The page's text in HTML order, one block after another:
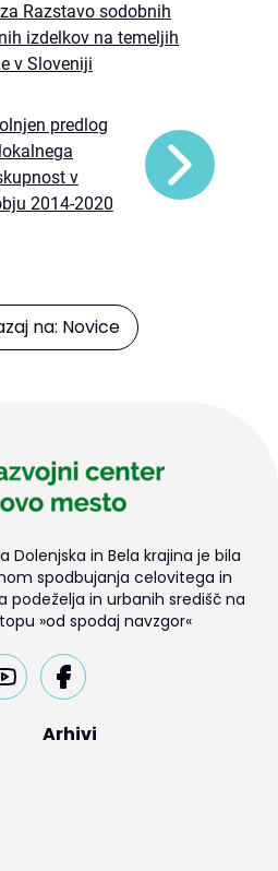
Razstavo sodobnih
izdelkov na temeljih
v Sloveniji
predlog
v
2014-2020
na: Novice
Dolenjska in Bela krajina je bila
spodbujanja celovitega in
podeželja in urbanih središč na
»od spodaj navzgor«
Arhivi